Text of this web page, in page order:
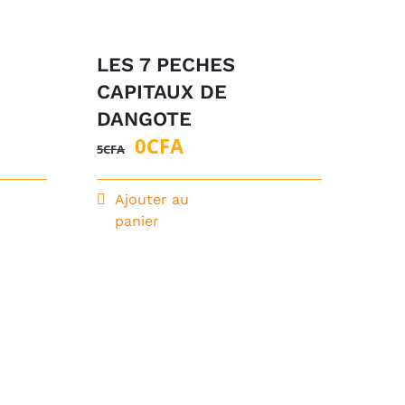
LES 7 PECHES
CAPITAUX DE
DANGOTE
5CFA Le
prix
initial
était :
0CFALe
prix
actuel
Ajouter au
panier